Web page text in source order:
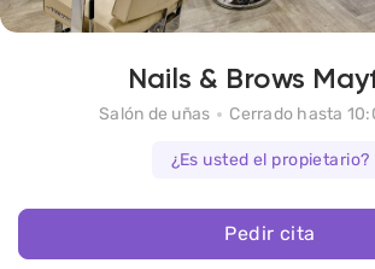
Nails & Brows
Salón de uñas Cerrado hasta
¿Es usted el propietario?
Pedir cita